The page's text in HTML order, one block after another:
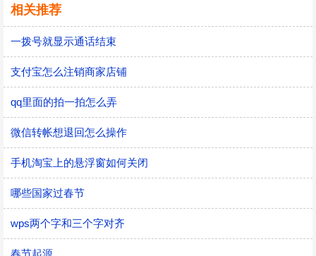
相关推荐
一拨号就显示通话结束
支付宝怎么注销商家店铺
qq里面的拍一拍怎么弄
微信转帐想退回怎么操作
手机淘宝上的悬浮窗如何关闭
哪些国家过春节
wps两个字和三个字对齐
春节起源